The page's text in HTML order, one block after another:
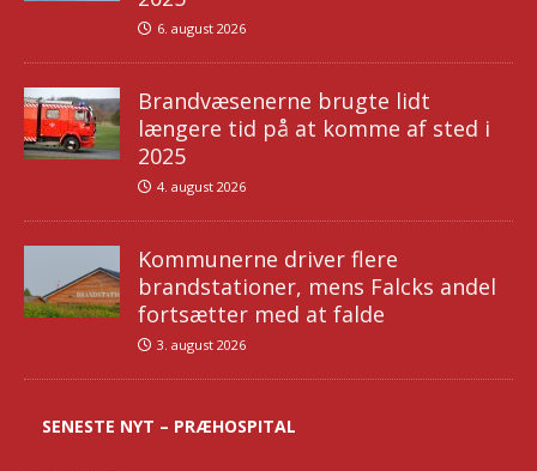
6. august 2026
Brandvæsenerne brugte lidt
længere tid på at komme af sted i
2025
4. august 2026
Kommunerne driver flere
brandstationer, mens Falcks andel
fortsætter med at falde
3. august 2026
SENESTE NYT – PRÆHOSPITAL